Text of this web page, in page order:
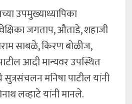
उपमुख्याध्यापिका
जगताप, औताडे, शहाजी
साबळे, किरण बोळीज,
आदी मान्यवर उपस्थित
सुत्रसंचलन मनिषा पाटील यांनी
लव्हाटे यांनी मानले.